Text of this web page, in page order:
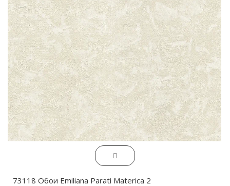
73118 Обои Emiliana Parati Materica 2